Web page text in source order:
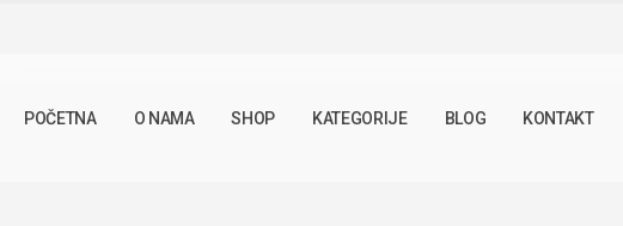
POČETNA O NAMA SHOP KATEGORIJE BLOG KONTAKT